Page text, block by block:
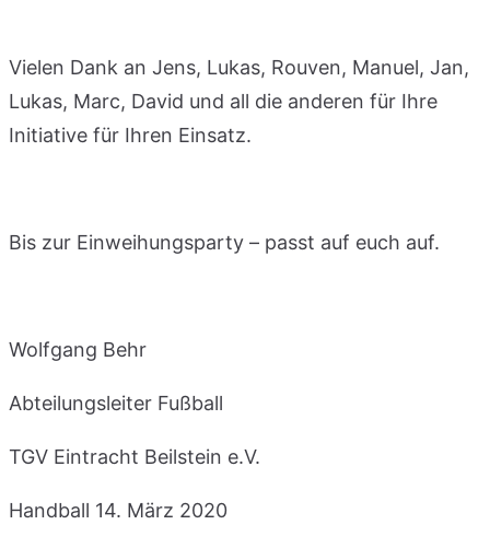
Vielen Dank an Jens, Lukas, Rouven, Manuel, Jan,
Lukas, Marc, David und all die anderen für Ihre
Initiative für Ihren Einsatz.
Bis zur Einweihungsparty – passt auf euch auf.
Wolfgang Behr
Abteilungsleiter Fußball
TGV Eintracht Beilstein e.V.
Handball 14. März 2020